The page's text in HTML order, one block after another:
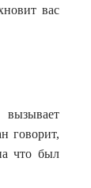
вас
говорит,
что был